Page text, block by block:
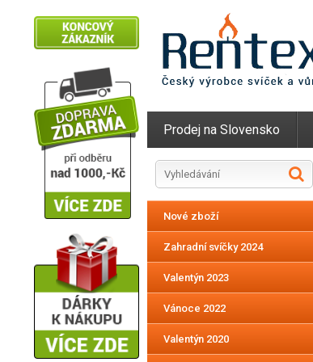
Prodej na Slovensko
Nové zboží
Zahradní svíčky 2024
Valentýn 2023
Vánoce 2022
Valentýn 2020